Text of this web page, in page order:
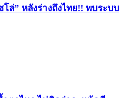
ล่” หลังร่างถึงไทย!! พบระบบ